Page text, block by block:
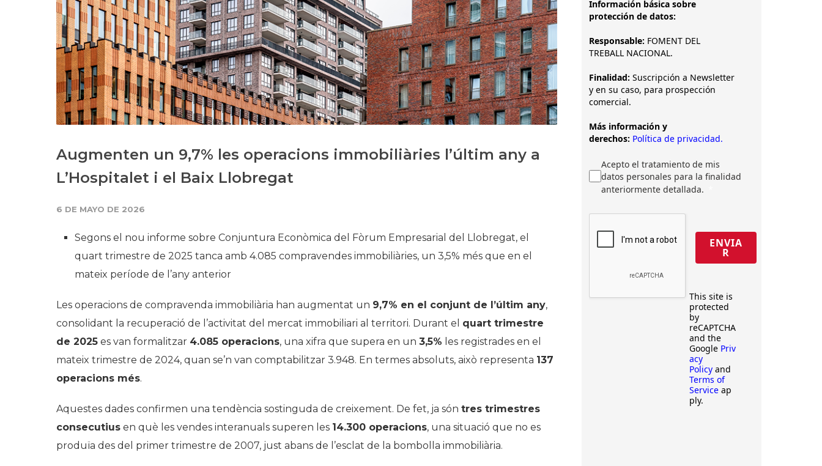
Historia
Galería de Presidentes
Biblioteca Archivo
Sede Social
Augmenten un 9,7% les operacions immobiliàries l’últim any a
L’Hospitalet i el Baix Llobregat
6 DE MAYO DE 2026
Segons el nou informe sobre Conjuntura Econòmica del Fòrum Empresarial del Llobregat, el
quart trimestre de 2025 tanca amb 4.085 compravendes immobiliàries, un 3,5% més que en el
mateix període de l’any anterior
Les operacions de compravenda immobiliària han augmentat un 9,7% en el conjunt de l’últim any,
consolidant la recuperació de l’activitat del mercat immobiliari al territori. Durant el quart trimestre
de 2025 es van formalitzar 4.085 operacions, una xifra que supera en un 3,5% les registrades en el
mateix trimestre de 2024, quan se’n van comptabilitzar 3.948. En termes absoluts, això representa 137
operacions més.
Aquestes dades confirmen una tendència sostinguda de creixement. De fet, ja són tres trimestres
consecutius en què les vendes interanuals superen les 14.300 operacions, una situació que no es
produïa des del primer trimestre de 2007, just abans de l’esclat de la bombolla immobiliària.
Información básica sobre
protección de datos:
Responsable: FOMENT DEL
TREBALL NACIONAL.
Finalidad: Suscripción a Newsletter
y en su caso, para prospección
comercial.
Más información y
derechos: Política de privacidad.
Acepto el tratamiento de mis
datos personales para la finalidad
anteriormente detallada.
ENVIA
R
This site is
protected
by
reCAPTCHA
and the
Google Priv
acy
Policy and
Terms of
Service ap
ply.